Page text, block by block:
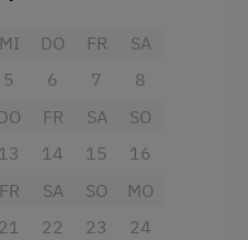
MI
5
DO
6
FR
7
SA
8
DO
13
FR
14
SA
15
SO
16
FR
21
SA
22
SO
23
MO
24